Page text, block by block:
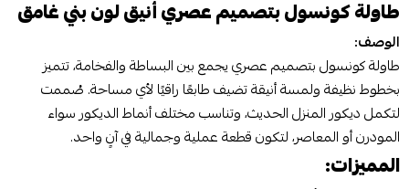
طاولة كونسول بتصميم عصري أنيق لون بني غامق
الوصف:
طاولة كونسول بتصميم عصري يجمع بين البساطة والفخامة، تتميز
بخطوط نظيفة ولمسة أنيقة تضيف طابعًا راقيًا لأي مساحة. صُممت
لتكمل ديكور المنزل الحديث، وتناسب مختلف أنماط الديكور سواء
المودرن أو المعاصر، لتكون قطعة عملية وجمالية في آنٍ واحد.
المميزات: